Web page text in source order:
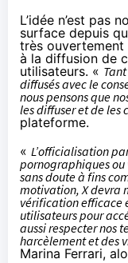
L’idée n’est pas
surface depuis
très ouvertement
à la diffusion de
utilisateurs. «
diffusés avec le
nous pensons que
les diffuser et de les
plateforme.
« L’officialisation
pornographiques ou
sans doute à fins
motivation, X devra
vérification efficace
utilisateurs pour
aussi respecter nos
harcèlement et des
Marina Ferrari,